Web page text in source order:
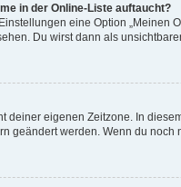
in der Online-Liste auftaucht?
eine Option „Meinen
Du wirst dann als
eigenen Zeitzone. In
geändert werden. Wenn du noch